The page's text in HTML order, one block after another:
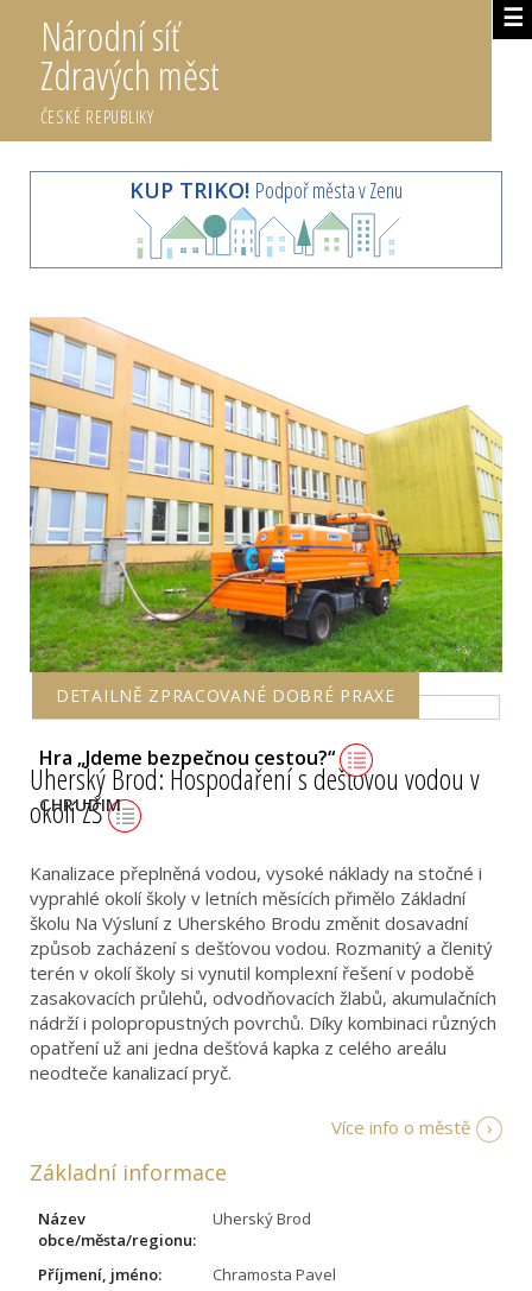
☰
Národní síť
Zdravých měst
ČESKÉ REPUBLIKY
KUP TRIKO! Podpoř města v Zenu
DETAILNĚ ZPRACOVANÉ DOBRÉ PRAXE
Hra „Jdeme bezpečnou cestou?“
CHRUDIM
Uherský Brod: Hospodaření s dešťovou vodou v
okolí ZŠ
Kanalizace přeplněná vodou, vysoké náklady na stočné i
vyprahlé okolí školy v letních měsících přimělo Základní
školu Na Výsluní z Uherského Brodu změnit dosavadní
způsob zacházení s dešťovou vodou. Rozmanitý a členitý
terén v okolí školy si vynutil komplexní řešení v podobě
zasakovacích průlehů, odvodňovacích žlabů, akumulačních
nádrží i polopropustných povrchů. Díky kombinaci různých
opatření už ani jedna dešťová kapka z celého areálu
neodteče kanalizací pryč.
Více info o městě
Základní informace
Název
obce/města/regionu:
Uherský Brod
Příjmení, jméno:
Chramosta Pavel